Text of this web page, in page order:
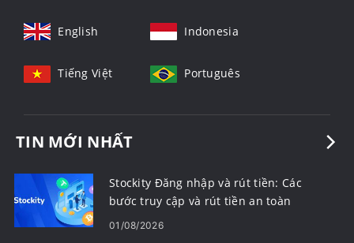
English Indonesia
Tiếng Việt Português
TIN MỚI NHẤT
Stockity Đăng nhập và rút tiền: Các
bước truy cập và rút tiền an toàn
01/08/2026